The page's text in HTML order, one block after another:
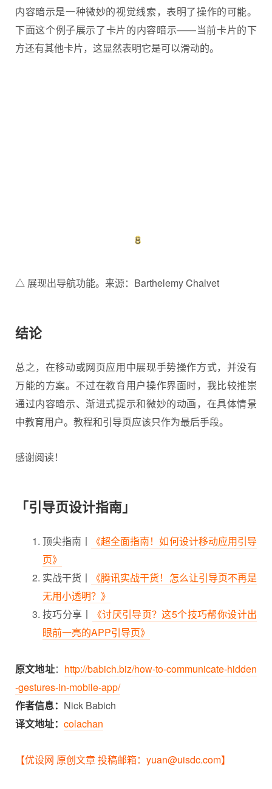
内容暗示是一种微妙的视觉线索，表明了操作的可能。
下面这个例子展示了卡片的内容暗示——当前卡片的下
方还有其他卡片，这显然表明它是可以滑动的。
△ 展现出导航功能。来源：Barthelemy Chalvet
结论
总之，在移动或网页应用中展现手势操作方式，并没有
万能的方案。不过在教育用户操作界面时，我比较推崇
通过内容暗示、渐进式提示和微妙的动画，在具体情景
中教育用户。教程和引导页应该只作为最后手段。
感谢阅读！
「引导页设计指南」
顶尖指南丨
《超全面指南！如何设计移动应用引导
页》
实战干货丨
《腾讯实战干货！怎么让引导页不再是
无用小透明？》
技巧分享丨
《讨厌引导页？这5个技巧帮你设计出
眼前一亮的APP引导页》
原文地址： http://babich.biz/how-to-communicate-hidden
-gestures-in-mobile-app/
作者信息： Nick Babich
译文地址： colachan
【优设网 原创文章 投稿邮箱：yuan@uisdc.com】